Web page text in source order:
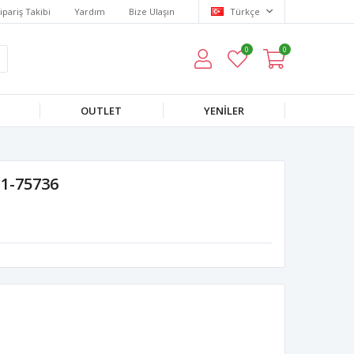
Takibi Yardım Bize Ulaşın Türkçe
0 0
OUTLET YENILER
75736